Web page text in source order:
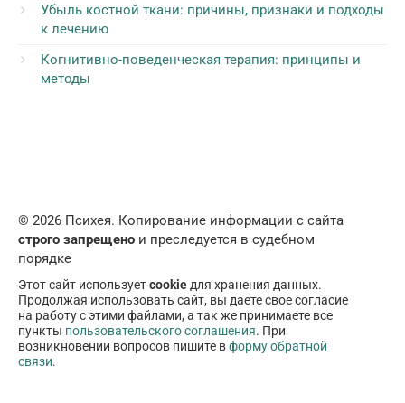
Убыль костной ткани: причины, признаки и подходы
к лечению
Когнитивно-поведенческая терапия: принципы и
методы
© 2026 Психея. Копирование информации с сайта
строго запрещено и преследуется в судебном
порядке
Этот сайт используетcookie для хранения данных.
Продолжая использовать сайт, вы даете свое согласие
на работу с этими файлами, а так же принимаете все
пункты пользовательского соглашения. При
возникновении вопросов пишите вформу обратной
связи.